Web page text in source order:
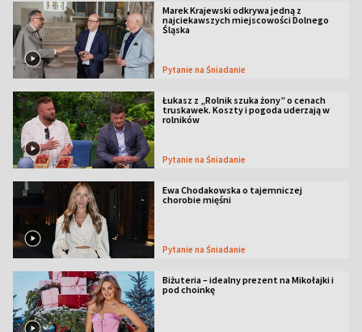
Marek Krajewski odkrywa jedną z
najciekawszych miejscowości Dolnego
Śląska
Pytanie na Śniadanie
Łukasz z „Rolnik szuka żony” o cenach
truskawek. Koszty i pogoda uderzają w
rolników
Pytanie na Śniadanie
Ewa Chodakowska o tajemniczej
chorobie mięśni
Pytanie na Śniadanie
Biżuteria – idealny prezent na Mikołajki i
pod choinkę